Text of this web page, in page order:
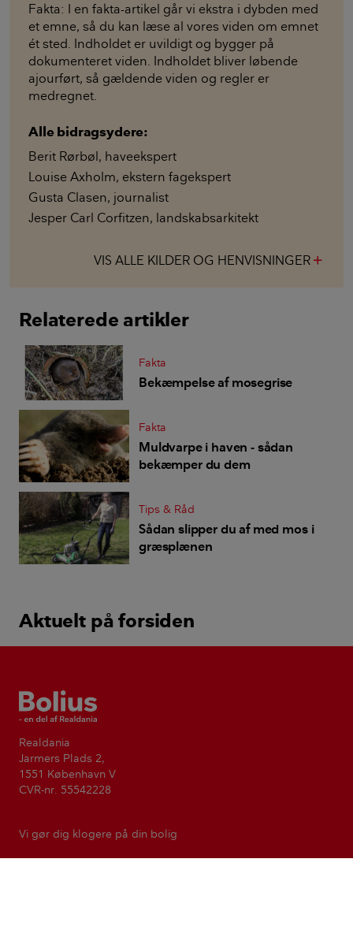
Fakta: I en fakta-artikel går vi ekstra i dybden med
et emne, så du kan læse al vores viden om emnet
ét sted. Indholdet er uvildigt og bygger på
dokumenteret viden. Indholdet bliver løbende
ajourført, så gældende viden og regler er
medregnet.
Alle bidragsydere:
Berit Rørbøl, haveekspert
Louise Axholm, ekstern fagekspert
Gusta Clasen, journalist
Jesper Carl Corfitzen, landskabsarkitekt
VIS ALLE KILDER OG HENVISNINGER
Relaterede artikler
Fakta
Bekæmpelse af mosegrise
Fakta
Muldvarpe i haven - sådan
bekæmper du dem
Tips & Råd
Sådan slipper du af med mos i
græsplænen
Aktuelt på forsiden
Bolius
Realdania
Jarmers Plads 2,
1551 København V
CVR-nr. 55542228
Vi gør dig klogere på din bolig